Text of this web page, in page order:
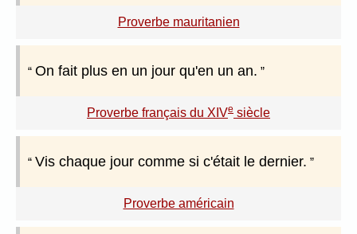
Proverbe mauritanien
On fait plus en un jour qu'en un an.
Proverbe français du XIVe siècle
Vis chaque jour comme si c'était le dernier.
Proverbe américain